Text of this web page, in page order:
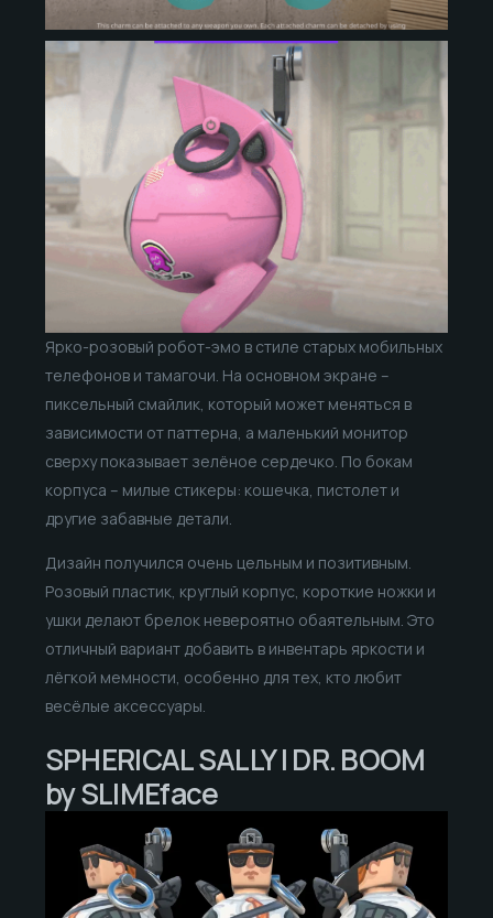
Ярко-розовый робот-эмо в стиле старых мобильных
телефонов и тамагочи. На основном экране –
пиксельный смайлик, который может меняться в
зависимости от паттерна, а маленький монитор
сверху показывает зелёное сердечко. По бокам
корпуса – милые стикеры: кошечка, пистолет и
другие забавные детали.
Дизайн получился очень цельным и позитивным.
Розовый пластик, круглый корпус, короткие ножки и
ушки делают брелок невероятно обаятельным. Это
отличный вариант добавить в инвентарь яркости и
лёгкой мемности, особенно для тех, кто любит
весёлые аксессуары.
SPHERICAL SALLY | DR. BOOM
by SLIMEface